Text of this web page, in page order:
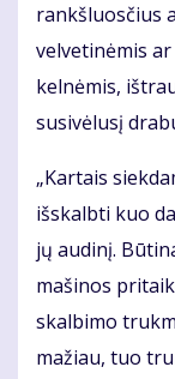
rankšluosčius
velvetinėmis
kelnėmis,
susivėlusį
„Kartais
išskalbti kuo
jų audinį.
mašinos
skalbimo
mažiau, tuo